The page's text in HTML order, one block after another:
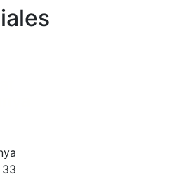
al nostre canal de Twitter